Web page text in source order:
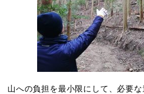
山への負担を最小限にして、必要